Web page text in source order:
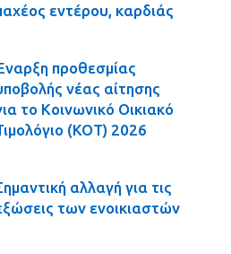
εντέρου, καρδιάς
προθεσμίας
νέας αίτησης
το Κοινωνικό Οικιακό
(ΚΟΤ) 2026
αλλαγή για τις
των ενοικιαστών